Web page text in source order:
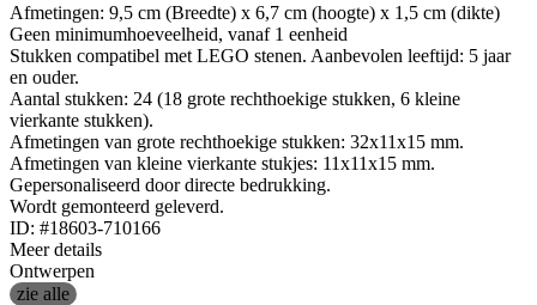
Afmetingen: 9,5 cm (Breedte) x 6,7 cm (hoogte) x 1,5 cm (dikte)
Geen minimumhoeveelheid, vanaf 1 eenheid
Stukken compatibel met LEGO stenen. Aanbevolen leeftijd: 5 jaar
en ouder.
Aantal stukken: 24 (18 grote rechthoekige stukken, 6 kleine
vierkante stukken).
Afmetingen van grote rechthoekige stukken: 32x11x15 mm.
Afmetingen van kleine vierkante stukjes: 11x11x15 mm.
Gepersonaliseerd door directe bedrukking.
Wordt gemonteerd geleverd.
ID: #18603-710166
Meer details
Ontwerpen
zie alle